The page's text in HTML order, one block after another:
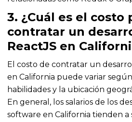
3. ¿Cuál es el costo
contratar un
ReactJS en
El costo de contratar un
en California puede variar
habilidades y la ubicación
En general, los salarios de los
software en California tienden a